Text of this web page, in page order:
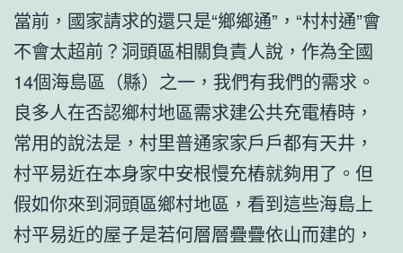
當前，國家請求的還只是“鄉鄉通”，“村村通”會
不會太超前？洞頭區相關負責人說，作為全國
14個海島區（縣）之一，我們有我們的需求。
良多人在否認鄉村地區需求建公共充電樁時，
常用的說法是，村里普通家家戶戶都有天井，
村平易近在本身家中安根慢充樁就夠用了。但
假如你來到洞頭區鄉村地區，看到這些海島上
村平易近的屋子是若何層層疊疊依山而建的，